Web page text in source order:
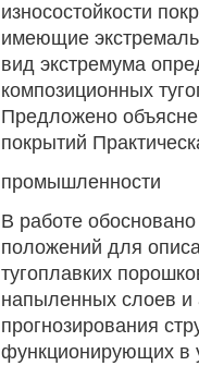
износостойкости
имеющие
вид экстремума
композиционных
Предложено
покрытий
промышленности
В работе
положений для
тугоплавких
напыленных слоев и
прогнозирования
функционирующих в